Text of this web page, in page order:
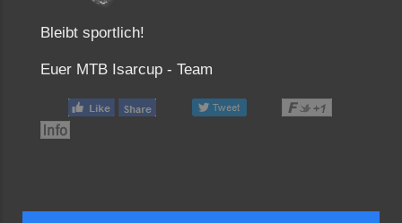
Bleibt sportlich!
Euer MTB Isarcup - Team